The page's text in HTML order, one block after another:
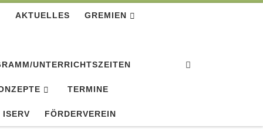
AKTUELLES GREMIEN
UNTERRICHTSZEITEN
TERMINE
ISERV FÖRDERVEREIN